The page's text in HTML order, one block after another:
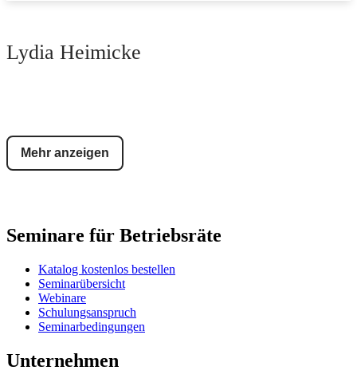
Lydia Heimicke
Mehr anzeigen
Seminare für Betriebsräte
Katalog kostenlos bestellen
Seminarübersicht
Webinare
Schulungsanspruch
Seminarbedingungen
Unternehmen